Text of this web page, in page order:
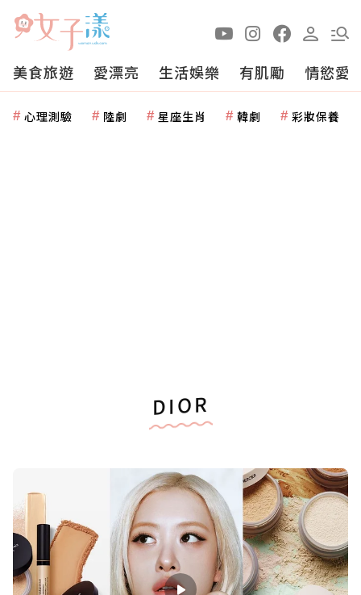
美食旅遊 愛漂亮 生活娛樂 有肌勵 情慾愛
心理測驗 陸劇 星座生肖 韓劇 彩妝保養
DIOR